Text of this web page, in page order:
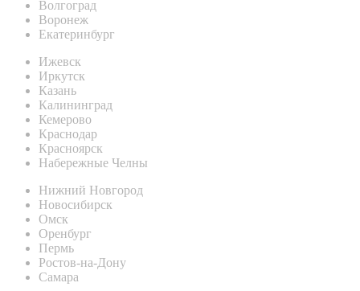
Волгоград
Воронеж
Екатеринбург
Ижевск
Иркутск
Казань
Калининград
Кемерово
Краснодар
Красноярск
Набережные Челны
Нижний Новгород
Новосибирск
Омск
Оренбург
Пермь
Ростов-на-Дону
Самара